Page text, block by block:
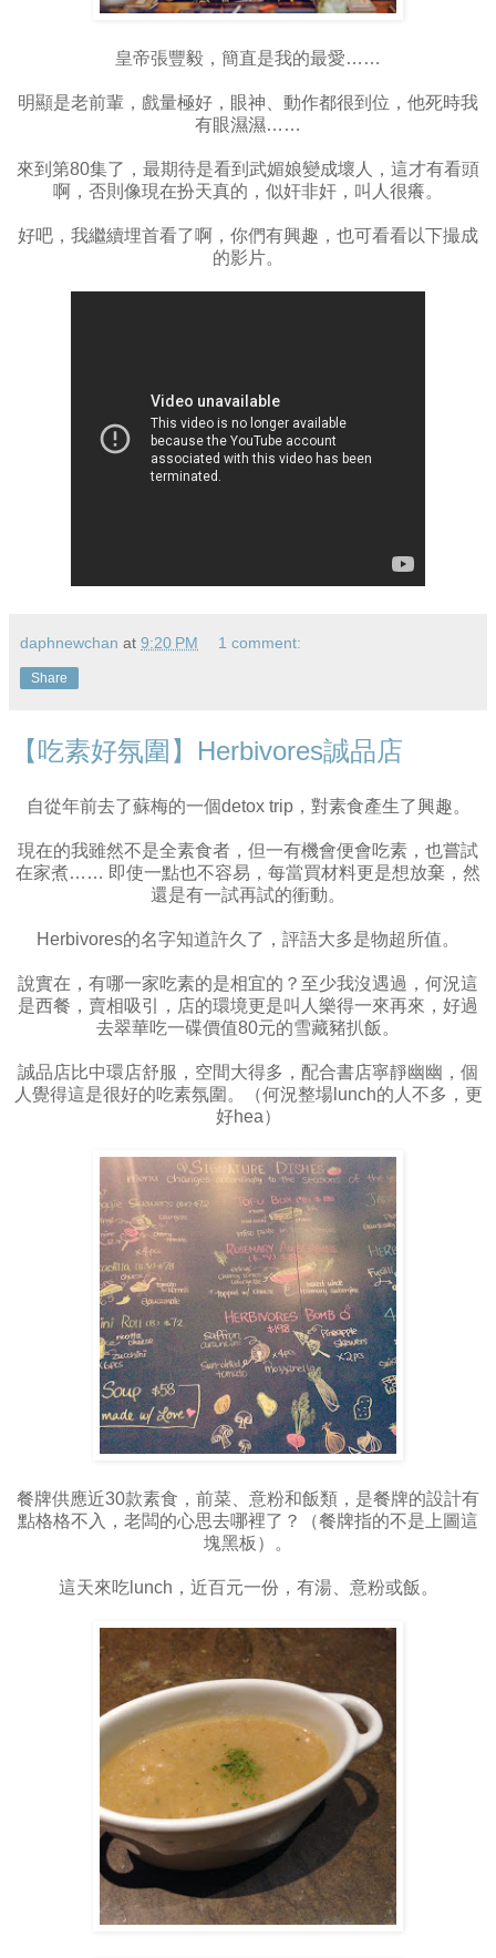
皇帝張豐毅，簡直是我的最愛……
明顯是老前輩，戲量極好，眼神、動作都很到位，他死時我
有眼濕濕……
來到第80集了，最期待是看到武媚娘變成壞人，這才有看頭
啊，否則像現在扮天真的，似奸非奸，叫人很癢。
好吧，我繼續埋首看了啊，你們有興趣，也可看看以下撮成
的影片。
daphnewchan at 9:20 PM 1 comment:
Share
【吃素好氛圍】Herbivores誠品店
自從年前去了蘇梅的一個detox trip，對素食產生了興趣。
現在的我雖然不是全素食者，但一有機會便會吃素，也嘗試
在家煮…… 即使一點也不容易，每當買材料更是想放棄，然
還是有一試再試的衝動。
Herbivores的名字知道許久了，評語大多是物超所值。
說實在，有哪一家吃素的是相宜的？至少我沒遇過，何況這
是西餐，賣相吸引，店的環境更是叫人樂得一來再來，好過
去翠華吃一碟價值80元的雪藏豬扒飯。
誠品店比中環店舒服，空間大得多，配合書店寧靜幽幽，個
人覺得這是很好的吃素氛圍。（何況整場lunch的人不多，更
好hea）
餐牌供應近30款素食，前菜、意粉和飯類，是餐牌的設計有
點格格不入，老闆的心思去哪裡了？（餐牌指的不是上圖這
塊黑板）。
這天來吃lunch，近百元一份，有湯、意粉或飯。